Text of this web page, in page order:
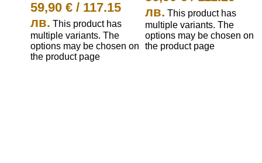
59,90 € / 117.15
лв. This product has
multiple variants. The
options may be chosen on
the product page
лв. This product has
multiple variants. The
options may be chosen on
the product page